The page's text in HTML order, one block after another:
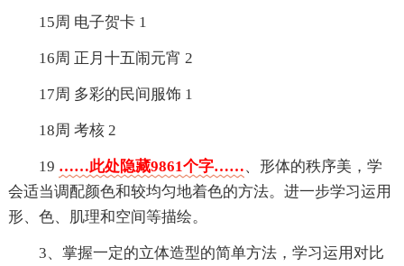
15周 电子贺卡 1
16周 正月十五闹元宵 2
17周 多彩的民间服饰 1
18周 考核 2
19 ……此处隐藏9861个字……、形体的秩序美，学
会适当调配颜色和较均匀地着色的方法。进一步学习运用
形、色、肌理和空间等描绘。
3、掌握一定的立体造型的简单方法，学习运用对比